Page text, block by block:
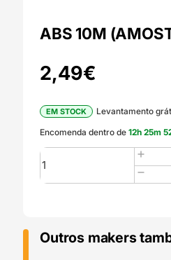
ABS 10M
2,49€
EM STOCK
Levantamento
Encomenda dentro de12h25m
Quantidade
de
ABS
Red
-
Outros makers